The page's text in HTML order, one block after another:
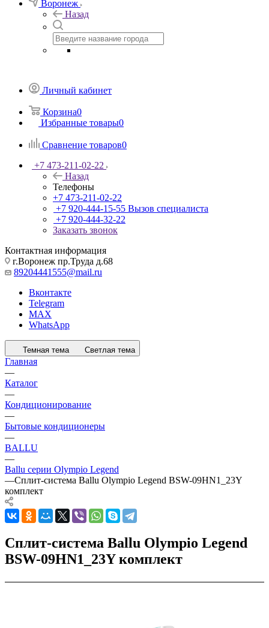
Воронеж
Назад
Личный кабинет
Корзина0
Избранные товары0
Сравнение товаров0
+7 473-211-02-22
Назад
Телефоны
+7 473-211-02-22
+7 920-444-15-55 Вызов специалиста
+7 920-444-32-22
Заказать звонок
Контактная информация
г.Воронеж пр.Труда д.68
89204441555@mail.ru
Вконтакте
Telegram
MAX
WhatsApp
Темная тема Светлая тема
Главная
—
Каталог
—
Кондиционирование
—
Бытовые кондиционеры
—
BALLU
—
Ballu серии Olympio Legend
—Сплит-система Ballu Olympio Legend BSW-09HN1_23Y
комплект
Сплит-система Ballu Olympio Legend
BSW-09HN1_23Y комплект